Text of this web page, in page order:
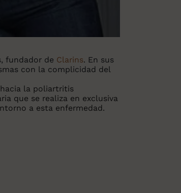
fundador de Clarins. En sus
con la complicidad del
la poliartritis
que se realiza en exclusiva
a esta enfermedad.